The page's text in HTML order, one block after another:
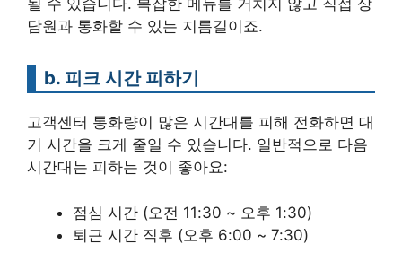
될 수 있습니다. 복잡한 메뉴를 거치지 않고 직접 상
담원과 통화할 수 있는 지름길이죠.
b. 피크 시간 피하기
고객센터 통화량이 많은 시간대를 피해 전화하면 대
기 시간을 크게 줄일 수 있습니다. 일반적으로 다음
시간대는 피하는 것이 좋아요:
점심 시간 (오전 11:30 ~ 오후 1:30)
퇴근 시간 직후 (오후 6:00 ~ 7:30)